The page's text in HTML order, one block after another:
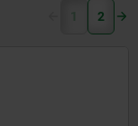
1 (current)
2